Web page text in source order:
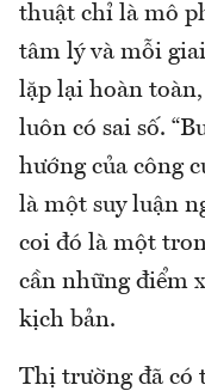
thuật chỉ là mô
tâm lý và mỗi
lặp lại hoàn
luôn có sai số.
hướng của công
là một suy luận
coi đó là một
cần những điểm
kịch bản.
Thị trường đã có